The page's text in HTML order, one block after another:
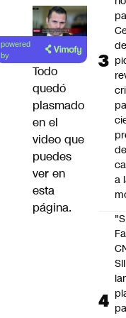
powered
by
Todo
quedó
plasmado
en el
video que
puedes
ver en
esta
página.
de
a
SII